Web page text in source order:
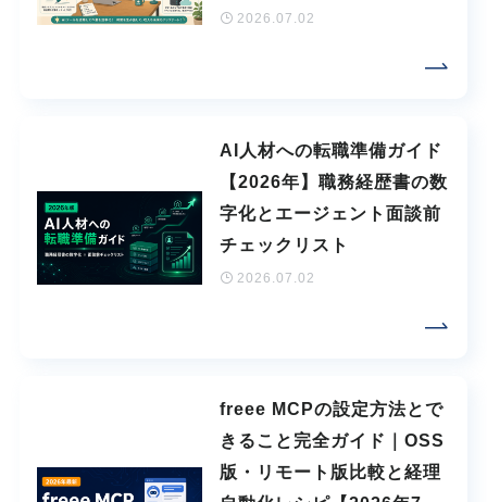
2026.07.02
AI人材への転職準備ガイド
【2026年】職務経歴書の数
字化とエージェント面談前
チェックリスト
2026.07.02
freee MCPの設定方法とで
きること完全ガイド｜OSS
版・リモート版比較と経理